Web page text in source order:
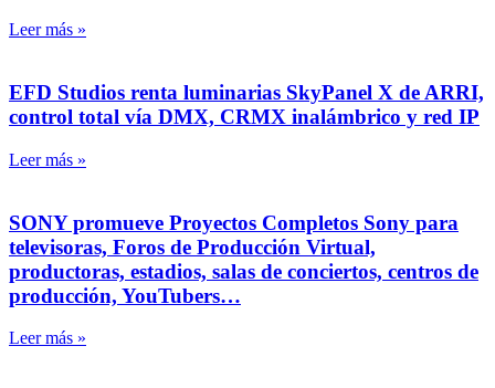
Leer más »
EFD Studios renta luminarias SkyPanel X de ARRI,
control total vía DMX, CRMX inalámbrico y red IP
Leer más »
SONY promueve Proyectos Completos Sony para
televisoras, Foros de Producción Virtual,
productoras, estadios, salas de conciertos, centros de
producción, YouTubers…
Leer más »